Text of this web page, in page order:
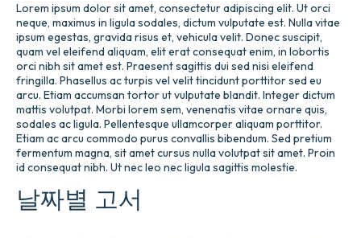
Lorem ipsum dolor sit amet, consectetur adipiscing elit. Ut orci
neque, maximus in ligula sodales, dictum vulputate est. Nulla vitae
ipsum egestas, gravida risus et, vehicula velit. Donec suscipit,
quam vel eleifend aliquam, elit erat consequat enim, in lobortis
orci nibh sit amet est. Praesent sagittis dui sed nisi eleifend
fringilla. Phasellus ac turpis vel velit tincidunt porttitor sed eu
arcu. Etiam accumsan tortor ut vulputate blandit. Integer dictum
mattis volutpat. Morbi lorem sem, venenatis vitae ornare quis,
sodales ac ligula. Pellentesque ullamcorper aliquam porttitor.
Etiam ac arcu commodo purus convallis bibendum. Sed pretium
fermentum magna, sit amet cursus nulla volutpat sit amet. Proin
id consequat nibh. Ut nec leo nec ligula sagittis molestie.
날짜별 고서